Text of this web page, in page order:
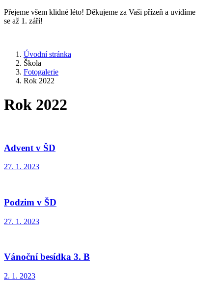
Přejeme všem klidné léto! Děkujeme za Vaši přízeň a uvidíme
se až 1. září!
Úvodní stránka
Škola
Fotogalerie
Rok 2022
Rok 2022
Advent v ŠD
27. 1. 2023
Podzim v ŠD
27. 1. 2023
Vánoční besídka 3. B
2. 1. 2023